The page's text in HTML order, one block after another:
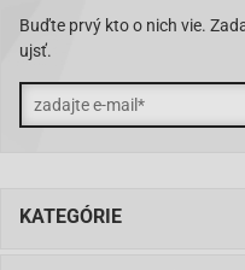
Buďte prvý kto o nich vie.
ujsť.
KATEGÓRIE